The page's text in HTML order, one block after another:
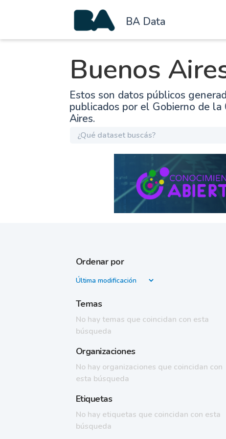
BA Data
Buenos
Estos son datos públicos
publicados por el Gobierno de la
Aires.
Ordenar por
Temas
No hay temas que coincidan con esta
búsqueda
Organizaciones
No hay organizaciones que coincidan con
esta búsqueda
Etiquetas
No hay etiquetas que coincidan con esta
búsqueda